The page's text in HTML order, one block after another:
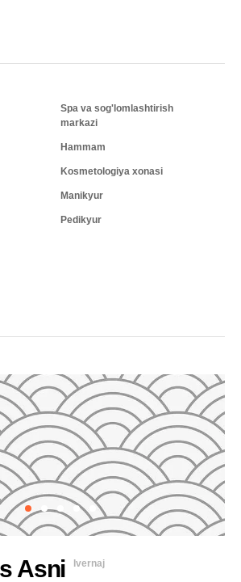
Spa va sog'lomlashtirish
markazi
Hammam
Kosmetologiya xonasi
Manikyur
Pedikyur
Asni Ivernaj